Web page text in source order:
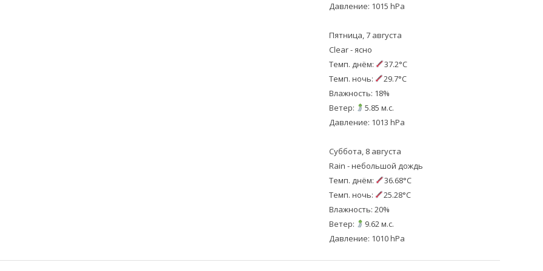
Давление: 1015 hPa
Пятница, 7 августа
Clear - ясно
Темп. днём:
37.2°C
Темп. ночь:
29.7°C
Влажность: 18%
Ветер:
5.85 м.с.
Давление: 1013 hPa
Суббота, 8 августа
Rain - небольшой дождь
Темп. днём:
36.68°C
Темп. ночь:
25.28°C
Влажность: 20%
Ветер:
9.62 м.с.
Давление: 1010 hPa